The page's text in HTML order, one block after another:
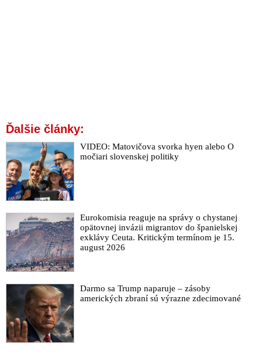
Ďalšie články:
VIDEO: Matovičova svorka hyen alebo O
močiari slovenskej politiky
Eurokomisia reaguje na správy o chystanej
opätovnej invázii migrantov do španielskej
exklávy Ceuta. Kritickým termínom je 15.
august 2026
Darmo sa Trump naparuje – zásoby
amerických zbraní sú výrazne zdecimované